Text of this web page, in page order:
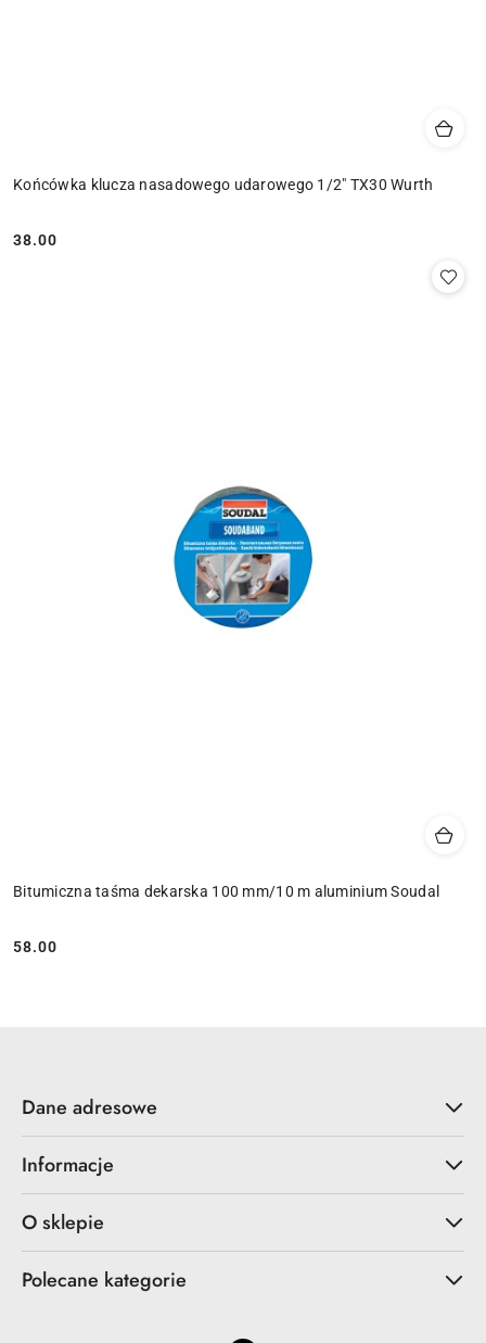
Końcówka klucza nasadowego udarowego 1/2" TX30 Wurth
Cena:
38.00
Bitumiczna taśma dekarska 100 mm/10 m aluminium Soudal
Cena:
58.00
Dane adresowe
Informacje
O sklepie
Polecane kategorie